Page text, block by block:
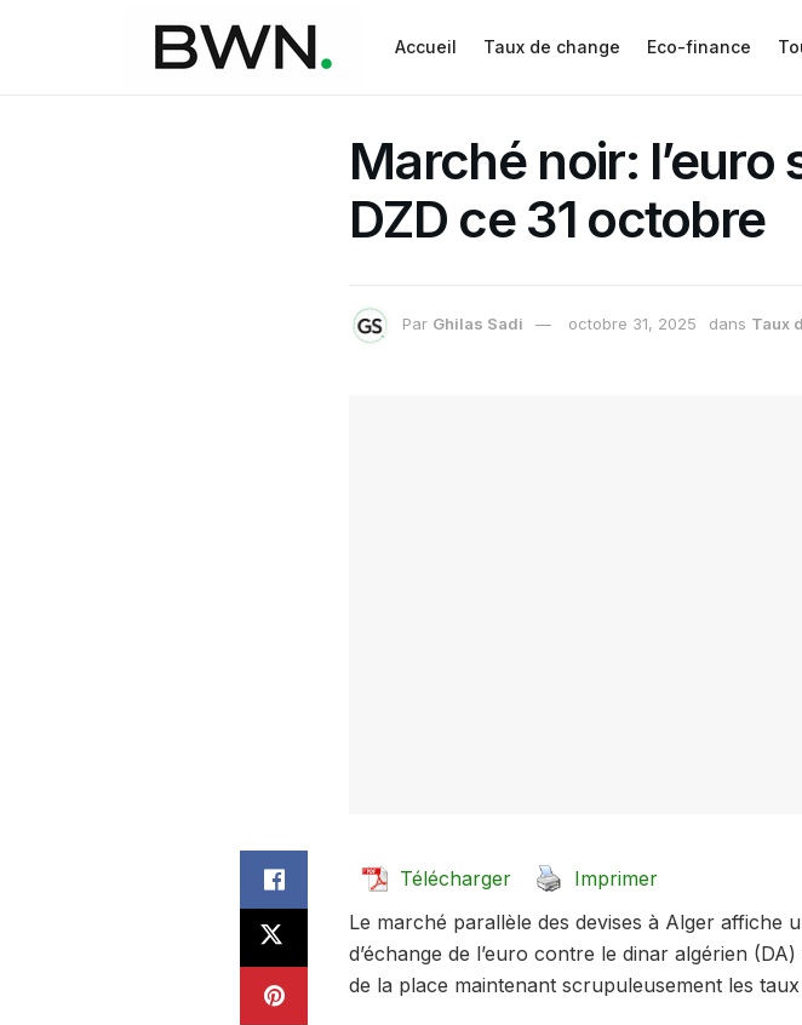
Accueil Taux de change Eco-finance
Marché noir:
DZD ce 31 octobre
Par Ghilas Sadi octobre 31, 2025 dans Taux
Télécharger
Imprimer
Le marché parallèle des devises à Alger affiche
d’échange de l’euro contre le dinar algérien
de la place maintenant scrupuleusement les